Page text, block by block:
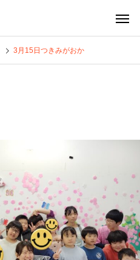
3月15日つきみがおか